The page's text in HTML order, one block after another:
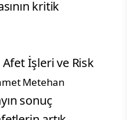
kritik
İşleri ve Risk
Metehan
sonuç